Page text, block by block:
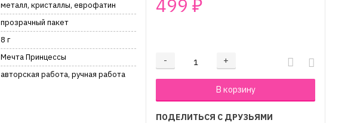
499 ₽
- +
Добавляется...
В корзину
Добавлен
ПОДЕЛИТЬСЯ С ДРУЗЬЯМИ
металл, кристаллы, еврофатин
прозрачный пакет
8 г
Мечта Принцессы
авторская работа, ручная работа